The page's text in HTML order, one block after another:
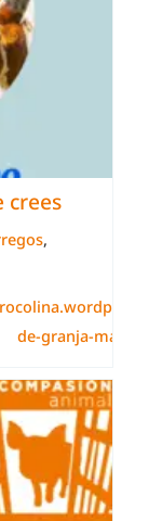
crees
,
de-granja-mas-